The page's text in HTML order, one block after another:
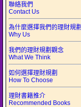
聯絡我們
Contact Us
為什麼選擇我們的理財規劃
Why Us
我們的理財規劃觀念
What We Think
如何選擇理財規劃
How To Choose
理財書籍推介
Recommended Books